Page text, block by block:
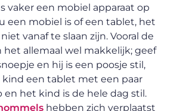
vaker een mobiel apparaat op
een mobiel is of een tablet, het
vanaf te slaan zijn. Vooral de
het allemaal wel makkelijk; geef
en hij is een poosje stil,
kind een tablet met een paar
en het kind is de hele dag stil.
hebben zich verplaatst